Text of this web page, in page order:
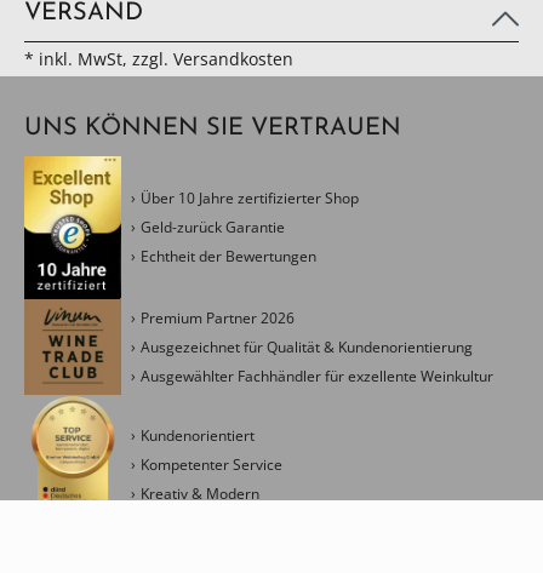
VERSAND
* inkl. MwSt, zzgl. Versandkosten
UNS KÖNNEN SIE VERTRAUEN
Über 10 Jahre zertifizierter Shop
Geld-zurück Garantie
Echtheit der Bewertungen
Premium Partner 2026
Ausgezeichnet für Qualität & Kundenorientierung
Ausgewählter Fachhändler für exzellente Weinkultur
Kundenorientiert
Kompetenter Service
Kreativ & Modern